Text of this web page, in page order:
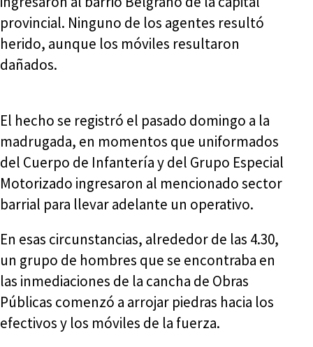
provincial. Ninguno de los agentes resultó
herido, aunque los móviles resultaron
dañados.
El hecho se registró el pasado domingo a la
madrugada, en momentos que uniformados
del Cuerpo de Infantería y del Grupo Especial
Motorizado ingresaron al mencionado sector
barrial para llevar adelante un operativo.
En esas circunstancias, alrededor de las 4.30,
un grupo de hombres que se encontraba en
las inmediaciones de la cancha de Obras
Públicas comenzó a arrojar piedras hacia los
efectivos y los móviles de la fuerza.